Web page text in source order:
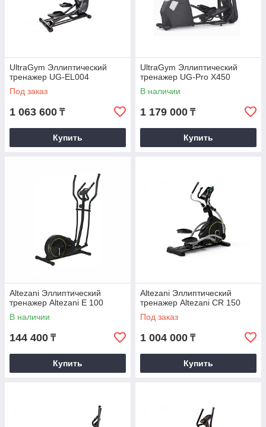
UltraGym Эллиптический
тренажер UG-EL004
Под заказ
1 063 600 ₸
Купить
UltraGym Эллиптический
тренажер UG-Pro X450
В наличии
1 179 000 ₸
Купить
Altezani Эллиптический
тренажер Altezani E 100
В наличии
144 400 ₸
Купить
Altezani Эллиптический
тренажер Altezani CR 150
Под заказ
1 004 000 ₸
Купить